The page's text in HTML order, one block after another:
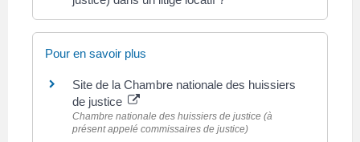
Pour en savoir plus
Site de la Chambre nationale des huissiers
de justice
Chambre nationale des huissiers de justice (à
présent appelé commissaires de justice)